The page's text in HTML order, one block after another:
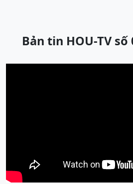
Bản tin HOU-TV số